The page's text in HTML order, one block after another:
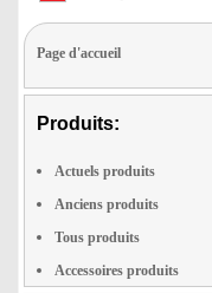
Page d'accueil
Produits:
Actuels produits
Anciens produits
Tous produits
Accessoires produits